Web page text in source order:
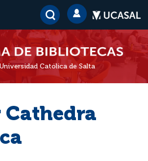
Católica de Salta
Cathedra